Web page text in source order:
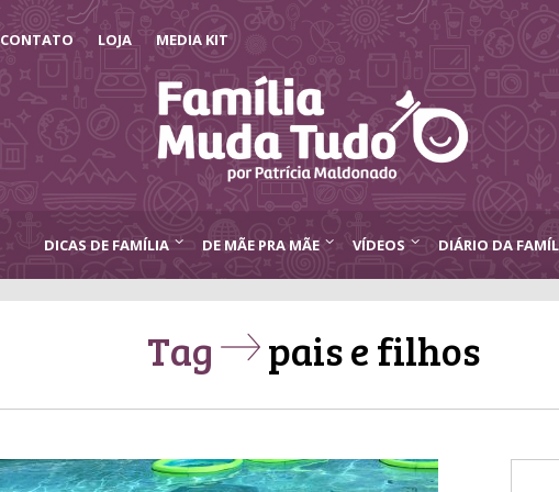
CONTATO LOJA MEDIA KIT
DICAS DE FAMÍLIA DE MÃE PRA MÃE VÍDEOS DIÁRIO DA
Tag pais e filhos